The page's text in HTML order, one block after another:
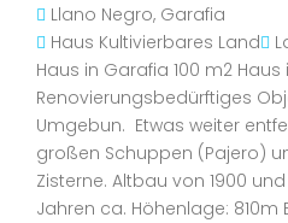
Llano Negro, Garafia
Haus Kultivierbares Land
Haus in Garafia 100 m2
Renovierungsbedürftiges
Umgebun. Etwas weiter
großen Schuppen (Pajero)
Zisterne. Altbau von 1900
Jahren ca. Höhenlage: 810m